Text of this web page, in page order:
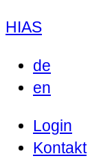
HIAS
de
en
Login
Kontakt